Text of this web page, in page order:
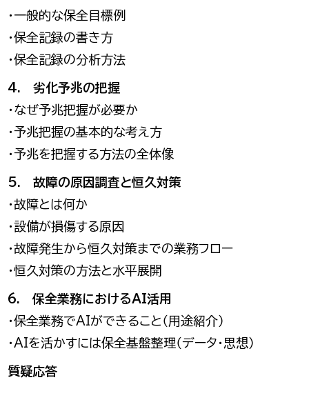
・一般的な保全目標例
・保全記録の書き方
・保全記録の分析方法
4. 劣化予兆の把握
・なぜ予兆把握が必要か
・予兆把握の基本的な考え方
・予兆を把握する方法の全体像
5. 故障の原因調査と恒久対策
・故障とは何か
・設備が損傷する原因
・故障発生から恒久対策までの業務フロー
・恒久対策の方法と水平展開
6. 保全業務におけるAI活用
・保全業務でAIができること（用途紹介）
・AIを活かすには保全基盤整理（データ・思想）
質疑応答